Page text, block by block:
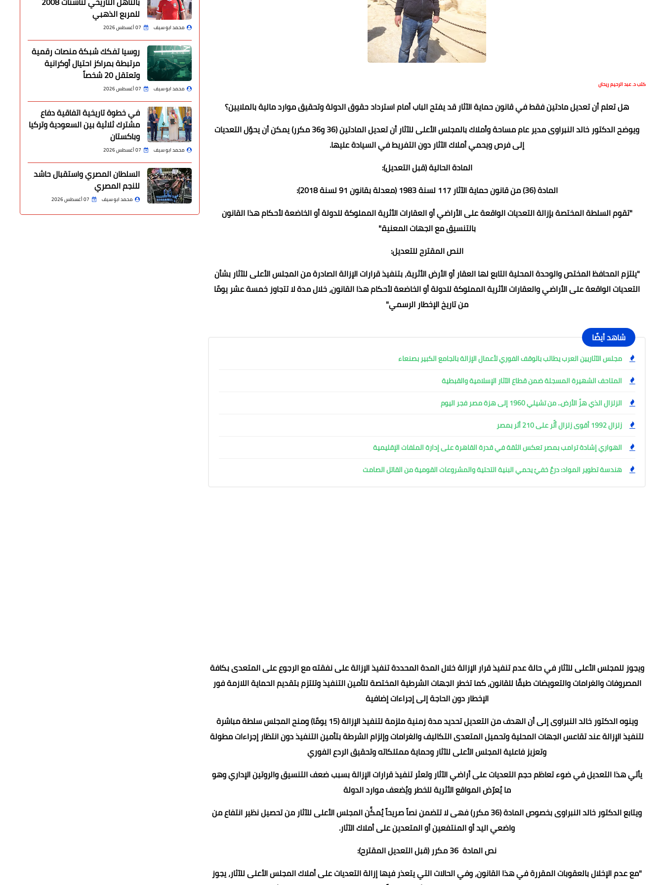
كتب د. عبد الرحيم ريحان
هل تعلم أن تعديل مادتين فقط في قانون حماية الآثار قد يفتح الباب أمام استرداد حقوق الدولة وتحقيق موارد مالية بالملايين؟
ويوضح الدكتور خالد النبراوى مدير عام مساحة وأملاك بالمجلس الأعلى للآثار أن تعديل المادتين (36 و36 مكرر) يمكن أن يحوّل التعديات
إلى فرص ويحمي أملاك الآثار دون التفريط في السيادة عليها.
المادة الحالية (قبل التعديل):
المادة (36) من قانون حماية الآثار 117 لسنة 1983 (معدلة بقانون 91 لسنة 2018):
"تقوم السلطة المختصة بإزالة التعديات الواقعة على الأراضي أو العقارات الأثرية المملوكة للدولة أو الخاضعة لأحكام هذا القانون
بالتنسيق مع الجهات المعنية."
النص المقترح للتعديل:
"يلتزم المحافظ المختص والوحدة المحلية التابع لها العقار أو الأرض الأثرية، بتنفيذ قرارات الإزالة الصادرة من المجلس الأعلى للآثار بشأن
التعديات الواقعة على الأراضي والعقارات الأثرية المملوكة للدولة أو الخاضعة لأحكام هذا القانون، خلال مدة لا تتجاوز خمسة عشر يومًا
من تاريخ الإخطار الرسمي"
شاهد أيضًا
مجلس الآثاريين العرب يطالب بالوقف الفوري لأعمال الإزالة بالجامع الكبير بصنعاء
المتاحف الشهيرة المسجلة ضمن قطاع الآثار الإسلامية والقبطية
الزلزال الذي هزّ الأرض.. من تشيلي 1960 إلى هزة مصر فجر اليوم
زلزال 1992 أقوى زلزال أثّر على 210 أثر بمصر
الهواري إشادة ترامب بمصر تعكس الثقة في قدرة القاهرة على إدارة الملفات الإقليمية
هندسة تطوير المواد: درعٌ خفيّ يحمي البنية التحتية والمشروعات القومية من القاتل الصامت
ويجوز للمجلس الأعلى للآثار في حالة عدم تنفيذ قرار الإزالة خلال المدة المحددة تنفيذ الإزالة على نفقته مع الرجوع على المتعدى بكافة
المصروفات والغرامات والتعويضات طبقًا للقانون، كما تخطر الجهات الشرطية المختصة لتأمين التنفيذ وتلتزم بتقديم الحماية اللازمة فور
الإخطار دون الحاجة إلى إجراءات إضافية
وينوه الدكتور خالد النبراوى إلى أن الهدف من التعديل تحديد مدة زمنية ملزمة لتنفيذ الإزالة (15 يومًا) ومنح المجلس سلطة مباشرة
لتنفيذ الإزالة عند تقاعس الجهات المحلية وتحميل المتعدى التكاليف والغرامات وإلزام الشرطة بتأمين التنفيذ دون انتظار إجراءات مطولة
وتعزيز فاعلية المجلس الأعلى للآثار وحماية ممتلكاته وتحقيق الردع الفوري
يأتي هذا التعديل في ضوء تعاظم حجم التعديات على أراضي الآثار وتعثر تنفيذ قرارات الإزالة بسبب ضعف التنسيق والروتين الإداري وهو
ما يُعرّض المواقع الأثرية للخطر ويُضعف موارد الدولة
ويتابع الدكتور خالد النبراوى بخصوص المادة (36 مكرر) فهى لا تتضمن نصاً صريحاً يُمكِّن المجلس الأعلى للآثار من تحصيل نظير انتفاع من
واضعي اليد أو المنتفعين أو المتعدين على أملاك الآثار.
نص المادة 36 مكرر (قبل التعديل المقترح):
"مع عدم الإخلال بالعقوبات المقررة في هذا القانون، وفي الحالات التي يتعذر فيها إزالة التعديات على أملاك المجلس الأعلى للآثار، يجوز
للمربع الذهبي
محمد ابو سيف 07 أغسطس 2026
روسيا تفكك شبكة منصات رقمية
مرتبطة بمراكز احتيال أوكرانية
وتعتقل 20 شخصاً
محمد ابو سيف 07 أغسطس 2026
في خطوة تاريخية اتفاقية دفاع
مشترك ثلاثية بين السعودية وتركيا
وباكستان
محمد ابو سيف 07 أغسطس 2026
السلطان المصري واستقبال حاشد
للنجم المصري
محمد ابو سيف 07 أغسطس 2026